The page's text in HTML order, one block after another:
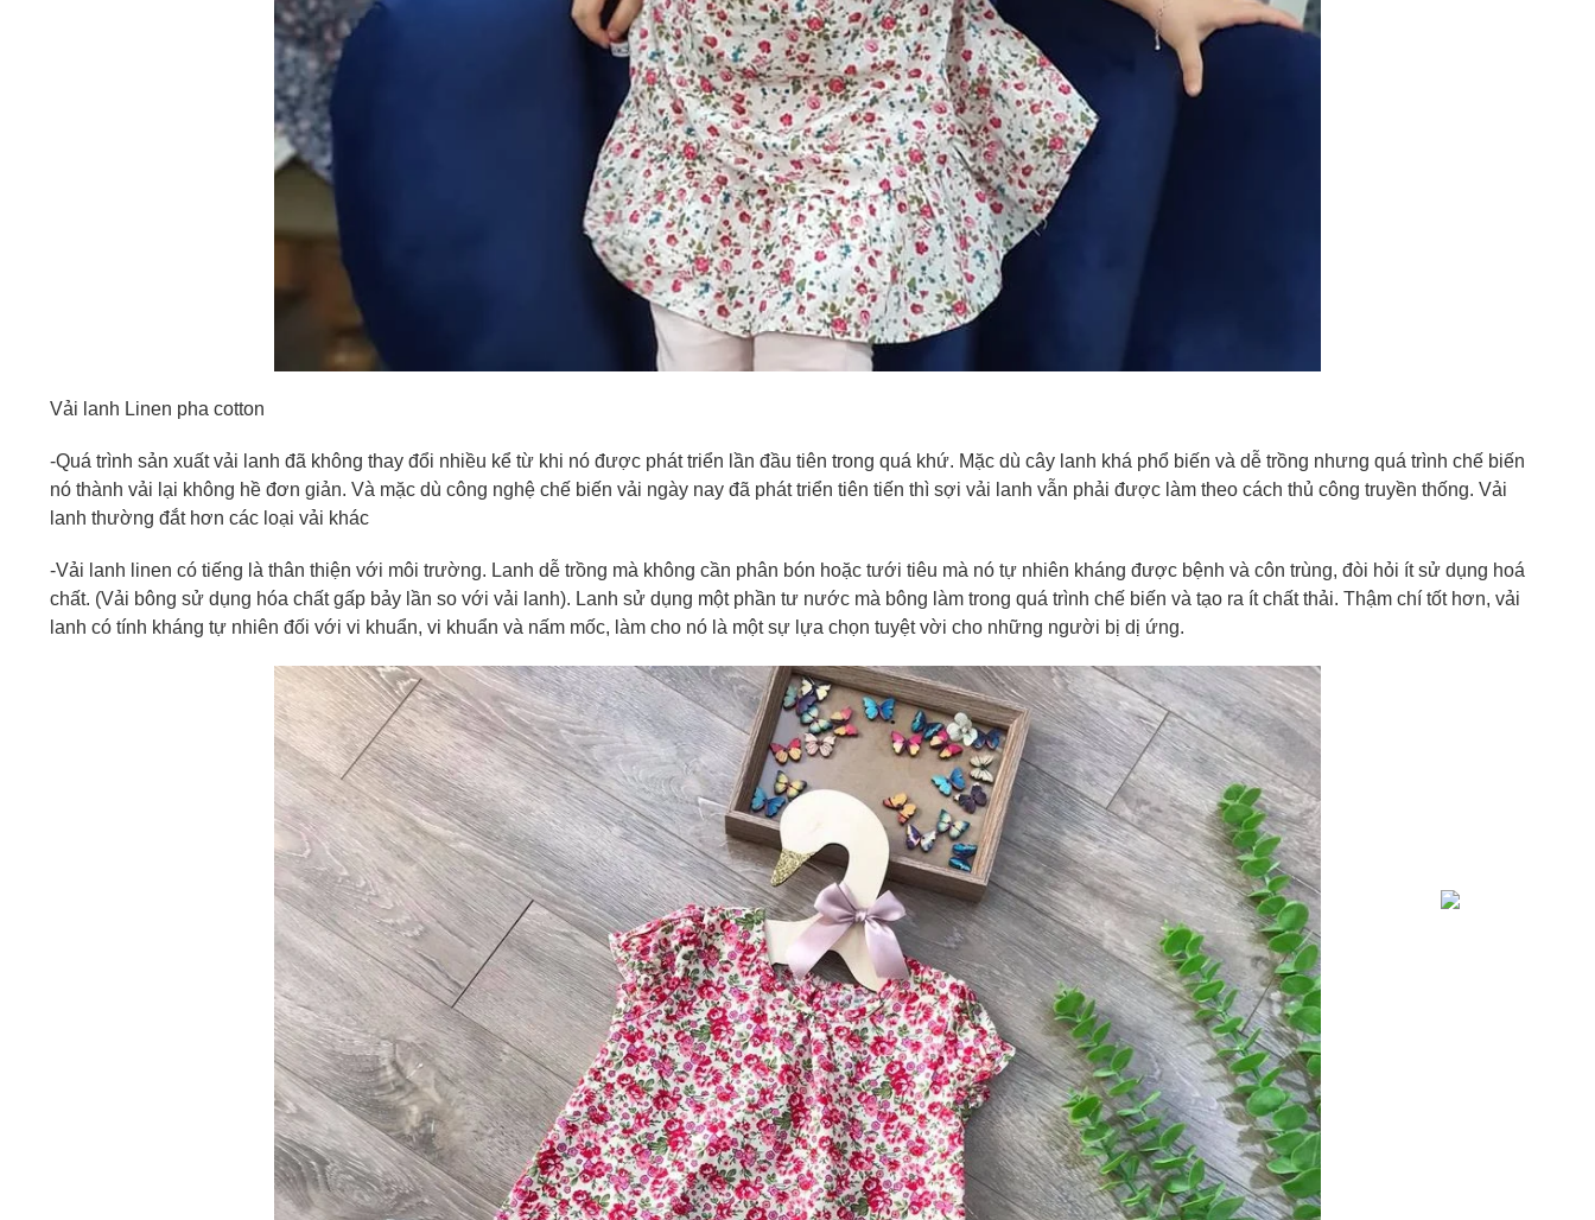
Vải lanh Linen pha cotton
-Quá trình sản xuất vải lanh đã không thay đổi nhiều kể từ khi nó được phát triển lần đầu tiên trong quá khứ. Mặc dù cây lanh khá phổ biến và dễ trồng nhưng quá trình chế biến
nó thành vải lại không hề đơn giản. Và mặc dù công nghệ chế biến vải ngày nay đã phát triển tiên tiến thì sợi vải lanh vẫn phải được làm theo cách thủ công truyền thống. Vải
lanh thường đắt hơn các loại vải khác
-Vải lanh linen có tiếng là thân thiện với môi trường. Lanh dễ trồng mà không cần phân bón hoặc tưới tiêu mà nó tự nhiên kháng được bệnh và côn trùng, đòi hỏi ít sử dụng hoá
chất. (Vải bông sử dụng hóa chất gấp bảy lần so với vải lanh). Lanh sử dụng một phần tư nước mà bông làm trong quá trình chế biến và tạo ra ít chất thải. Thậm chí tốt hơn, vải
lanh có tính kháng tự nhiên đối với vi khuẩn, vi khuẩn và nấm mốc, làm cho nó là một sự lựa chọn tuyệt vời cho những người bị dị ứng.